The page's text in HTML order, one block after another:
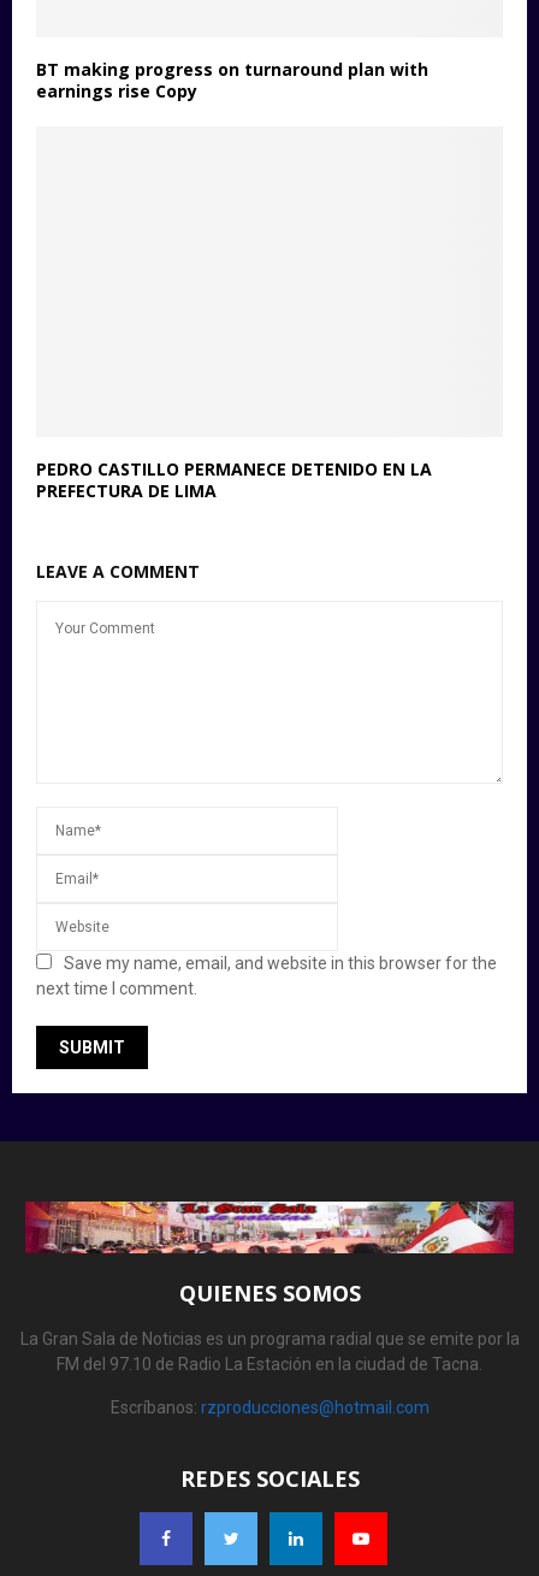
BT making progress on turnaround plan with
earnings rise Copy
PEDRO CASTILLO PERMANECE DETENIDO EN LA
PREFECTURA DE LIMA
LEAVE A COMMENT
Save my name, email, and website in this browser for the
next time I comment.
QUIENES SOMOS
La Gran Sala de Noticias es un programa radial que se emite por la
FM del 97.10 de Radio La Estación en la ciudad de Tacna.
Escríbanos: rzproducciones@hotmail.com
REDES SOCIALES